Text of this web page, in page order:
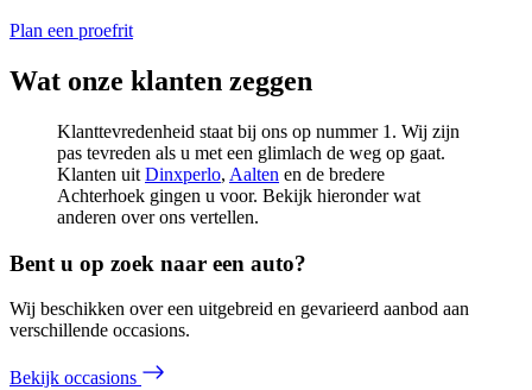
Plan een proefrit
Wat onze klanten zeggen
Klanttevredenheid staat bij ons op nummer 1. Wij zijn
pas tevreden als u met een glimlach de weg op gaat.
Klanten uit Dinxperlo, Aalten en de bredere
Achterhoek gingen u voor. Bekijk hieronder wat
anderen over ons vertellen.
Bent u op zoek naar een auto?
Wij beschikken over een uitgebreid en gevarieerd aanbod aan
verschillende occasions.
Bekijk occasions